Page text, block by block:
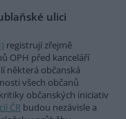
ulici
registrují zřejmě
OPH před kanceláří
některá občanská
všech občanů
občanských iniciativ
ČR budou nezávisle a